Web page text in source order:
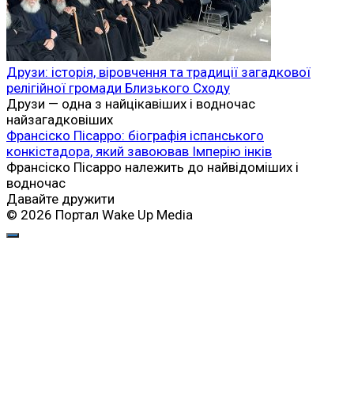
Друзи: історія, віровчення та традиції загадкової
релігійної громади Близького Сходу
Друзи — одна з найцікавіших і водночас
найзагадковіших
Франсіско Пісарро: біографія іспанського
конкістадора, який завоював Імперію інків
Франсіско Пісарро належить до найвідоміших і
водночас
Давайте дружити
© 2026 Портал Wake Up Media